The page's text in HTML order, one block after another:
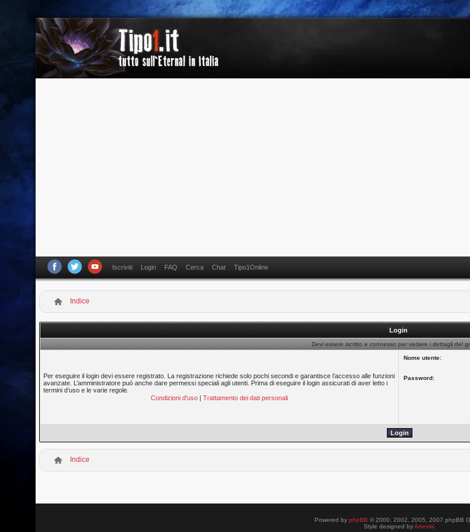
Iscriviti Login FAQ Cerca Chat Tipo1Online
Indice
Login
Devi essere iscritto e connesso per vedere i dettagli del
Per eseguire il login devi essere registrato. La registrazione richiede solo pochi secondi e garantisce l’accesso alle funzioni
avanzate. L’amministratore puó anche dare permessi speciali agli utenti. Prima di eseguire il login assicurati di aver letto i
termini d’uso e le varie regole.
Condizioni d’uso |Trattamento dei dati personali
Nome utente:
Password:
Indice
Powered by phpBB © 2000, 2002, 2005, 2007 phpBB
Style designed byArtemis